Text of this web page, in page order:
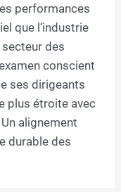
performances
que l’industrie
des
conscient
ses dirigeants
plus étroite avec
alignement
durable des